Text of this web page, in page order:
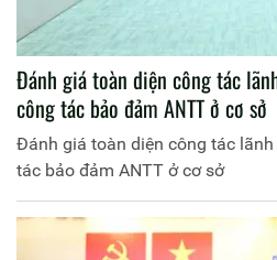
Đánh giá toàn diện công tác
công tác bảo đảm ANTT ở cơ sở
Đánh giá toàn diện công tác
tác bảo đảm ANTT ở cơ sở